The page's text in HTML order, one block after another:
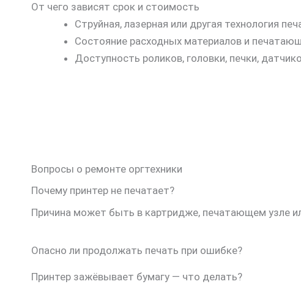
От чего зависят срок и стоимость
Струйная, лазерная или другая технология
Состояние расходных материалов и
Доступность роликов, головки, печки,
Вопросы о ремонте оргтехники
Почему принтер не печатает?
Причина может быть в картридже, печатающем узле
Опасно ли продолжать печать при ошибке?
Принтер зажёвывает бумагу — что делать?